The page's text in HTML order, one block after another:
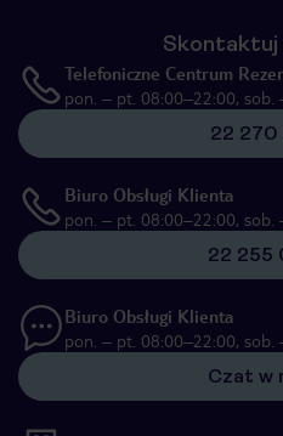
Skontaktuj
Telefoniczne Centrum
pon. – pt. 08:00–22:00, sob.
22 270
Biuro Obsługi Klienta
pon. – pt. 08:00–22:00, sob.
22 255
Biuro Obsługi Klienta
pon. – pt. 08:00–22:00, sob.
Czat w